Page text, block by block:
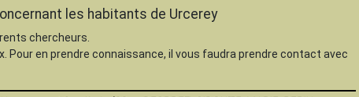
les habitants de Urcerey
chercheurs.
Pour en prendre connaissance, il vous faudra prendre contact avec